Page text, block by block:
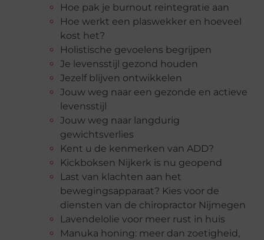
Hoe pak je burnout reintegratie aan
Hoe werkt een plaswekker en hoeveel
kost het?
Holistische gevoelens begrijpen
Je levensstijl gezond houden
Jezelf blijven ontwikkelen
Jouw weg naar een gezonde en actieve
levensstijl
Jouw weg naar langdurig
gewichtsverlies
Kent u de kenmerken van ADD?
Kickboksen Nijkerk is nu geopend
Last van klachten aan het
bewegingsapparaat? Kies voor de
diensten van de chiropractor Nijmegen
Lavendelolie voor meer rust in huis
Manuka honing: meer dan zoetigheid,